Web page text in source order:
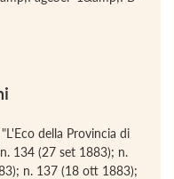
della Provincia di
134 (27 set 1883); n.
n. 137 (18 ott 1883);